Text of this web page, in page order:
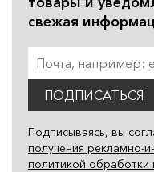
свежая
ПОДПИСАТЬСЯ
Подписываясь, вы
получения рекламно-
политикой обработки